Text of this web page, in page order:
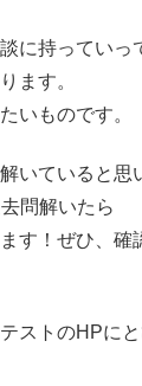
に持っていっ
ます。
いものです。
いていると思
問解いたら
す！ぜひ、確
テストのHPにと